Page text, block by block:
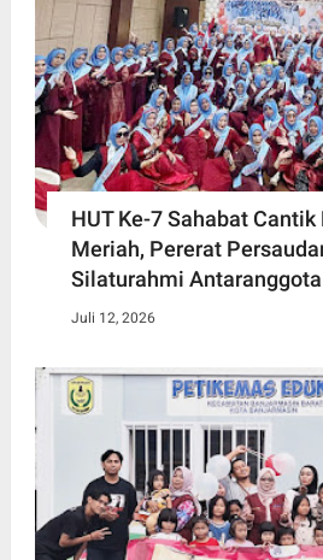
HUT Ke-7 Sahabat
Meriah, Pererat
Silaturahmi Antaranggota
Juli 12, 2026